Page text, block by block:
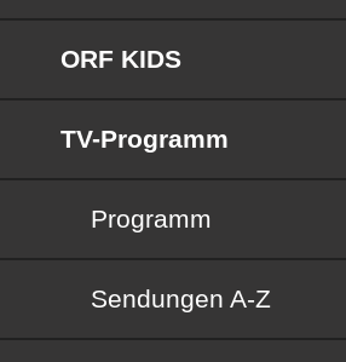
ORF KIDS
TV-Programm
Programm
Sendungen von A bis Z
Sendungen A-Z